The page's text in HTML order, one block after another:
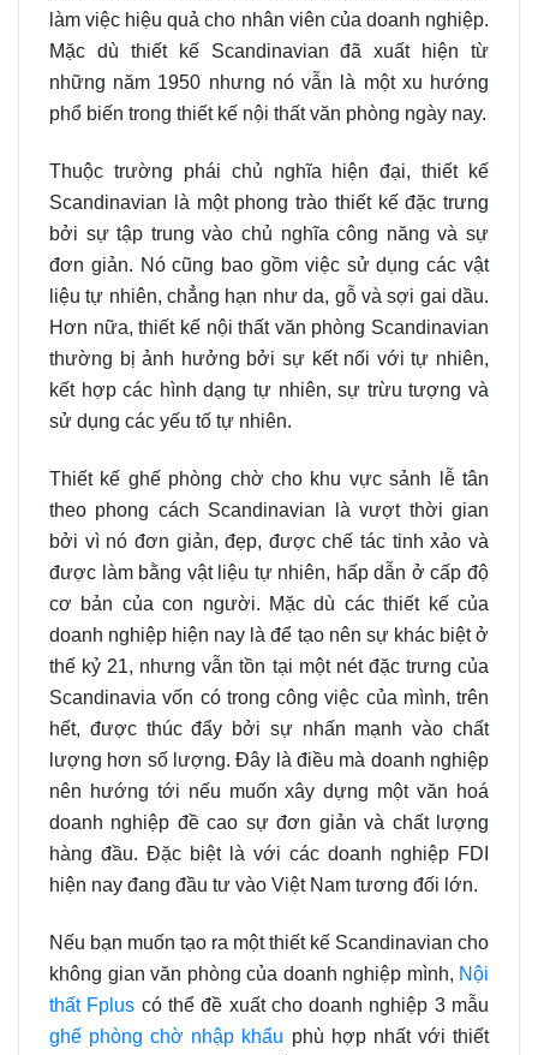
làm việc hiệu quả cho nhân viên của doanh nghiệp.
Mặc dù thiết kế Scandinavian đã xuất hiện từ
những năm 1950 nhưng nó vẫn là một xu hướng
phổ biến trong thiết kế nội thất văn phòng ngày nay.
Thuộc trường phái chủ nghĩa hiện đại, thiết kế
Scandinavian là một phong trào thiết kế đặc trưng
bởi sự tập trung vào chủ nghĩa công năng và sự
đơn giản. Nó cũng bao gồm việc sử dụng các vật
liệu tự nhiên, chẳng hạn như da, gỗ và sợi gai dầu.
Hơn nữa, thiết kế nội thất văn phòng Scandinavian
thường bị ảnh hưởng bởi sự kết nối với tự nhiên,
kết hợp các hình dạng tự nhiên, sự trừu tượng và
sử dụng các yếu tố tự nhiên.
Thiết kế ghế phòng chờ cho khu vực sảnh lễ tân
theo phong cách Scandinavian là vượt thời gian
bởi vì nó đơn giản, đẹp, được chế tác tinh xảo và
được làm bằng vật liệu tự nhiên, hấp dẫn ở cấp độ
cơ bản của con người. Mặc dù các thiết kế của
doanh nghiệp hiện nay là để tạo nên sự khác biệt ở
thế kỷ 21, nhưng vẫn tồn tại một nét đặc trưng của
Scandinavia vốn có trong công việc của mình, trên
hết, được thúc đẩy bởi sự nhấn mạnh vào chất
lượng hơn số lượng. Đây là điều mà doanh nghiệp
nên hướng tới nếu muốn xây dựng một văn hoá
doanh nghiệp đề cao sự đơn giản và chất lượng
hàng đầu. Đặc biệt là với các doanh nghiệp FDI
hiện nay đang đầu tư vào Việt Nam tương đối lớn.
Nếu bạn muốn tạo ra một thiết kế Scandinavian cho
không gian văn phòng của doanh nghiệp mình, Nội
thất Fplus có thể đề xuất cho doanh nghiệp 3 mẫu
ghế phòng chờ nhập khẩu phù hợp nhất với thiết